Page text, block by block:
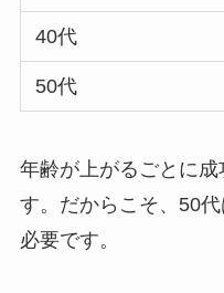
40代
50代
年齢が上がるごとに
す。だからこそ、50
必要です。